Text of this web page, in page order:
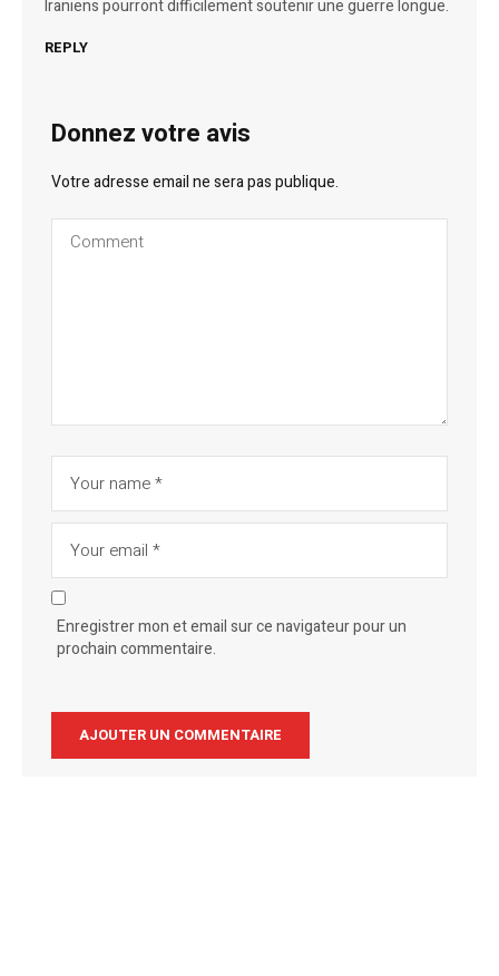
Iraniens pourront difficilement soutenir une guerre longue.
REPLY
Donnez votre avis
Votre adresse email ne sera pas publique.
Enregistrer mon et email sur ce navigateur pour un
prochain commentaire.